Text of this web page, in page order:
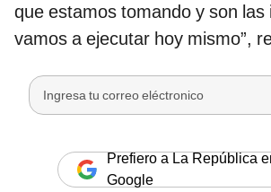
que estamos tomando y son las
vamos a ejecutar hoy mismo”,
Prefiero a La República
Google